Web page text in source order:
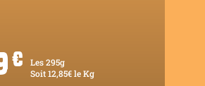
¤
Les 295g
Soit 12,85€ le Kg